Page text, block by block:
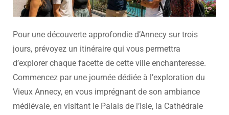
Pour une découverte approfondie d’Annecy sur trois
jours, prévoyez un itinéraire qui vous permettra
d’explorer chaque facette de cette ville enchanteresse.
Commencez par une journée dédiée à l’exploration du
Vieux Annecy, en vous imprégnant de son ambiance
médiévale, en visitant le Palais de l’Isle, la Cathédrale